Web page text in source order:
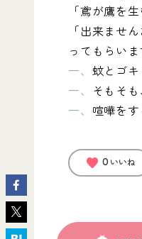
「鳶が鷹を
「出来ませ
ってもらい
一、 蚊とゴキ
一、
そもそ
一、 喧嘩を
favorite 0 いいね